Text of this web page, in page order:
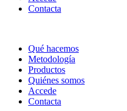
Contacta
Qué hacemos
Metodología
Productos
Quiénes somos
Accede
Contacta